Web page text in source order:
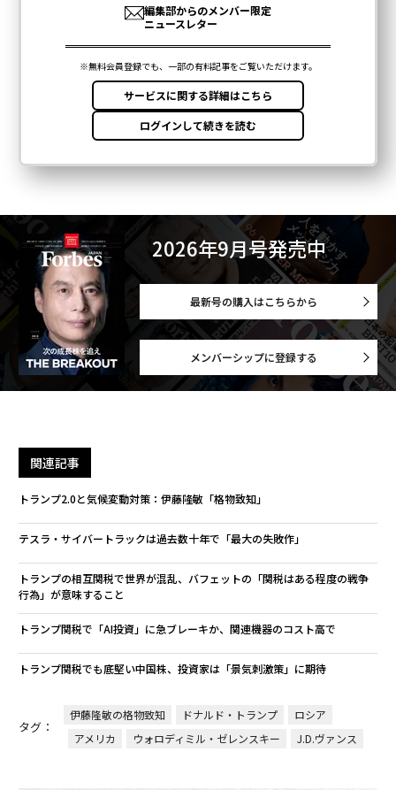
2026年9月号発売中
最新号の購入はこちらから
メンバーシップに登録する
関連記事
トランプ2.0と気候変動対策：伊藤隆敏「格物致知」
テスラ・サイバートラックは過去数十年で「最大の失敗作」
トランプの相互関税で世界が混乱、バフェットの「関税はある程度の戦争
行為」が意味すること
トランプ関税で「AI投資」に急ブレーキか、関連機器のコスト高で
トランプ関税でも底堅い中国株、投資家は「景気刺激策」に期待
タグ：
伊藤隆敏の格物致知 ドナルド・トランプ
ロシア
アメリカ
ウォロディミル・ゼレンスキー J.D.ヴァンス